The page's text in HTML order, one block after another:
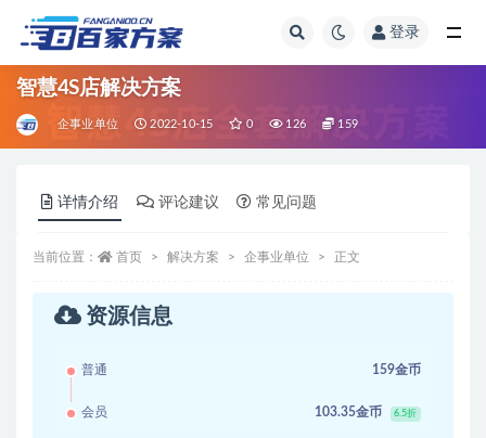
登录
智慧4S店解决方案
企事业单位 2022-10-15 0 126 159
详情介绍 评论建议 常见问题
当前位置： 首页 解决方案 企事业单位 正文
资源信息
普通 159金币
会员 103.35金币 6.5折